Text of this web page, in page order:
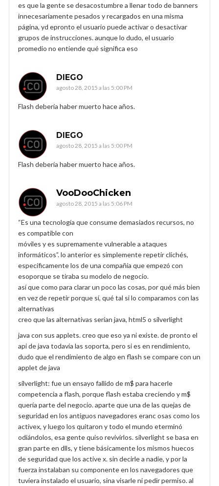
es que la gente se desacostumbre a llenar todo de banners
innecesariamente pesados y recargados en una misma
página, yd epronto el usuario puede activar o desactivar
grupos de instrucciones. aunque lo dudo, el usuario
promedio no entiende qué significa eso
DIEGO
agosto 28, 2015 a las 5:00 PM
Flash debería haber muerto hace años.
DIEGO
agosto 28, 2015 a las 5:00 PM
Flash debería haber muerto hace años.
VooDooChicken
agosto 28, 2015 a las 5:06 PM
“Es una tecnología que consume demasiados recursos, no
es compatible con
móviles y es supremamente vulnerable a ataques
informáticos”. lo anterior es simplemente repetir clichés,
específicamente los de una compañía que empezó con
esoporque se tiraba su modelo de negocio.
así que como para clarar un poco las cosas, por qué más bien
en vez de repetir porque sí, qué tal si lo comparamos con las
alternativas
creo que las alternativas serían java, html5 o silverlight
java con sus applets. creo que eso ya ni existe. de pronto el
api de java todavía las soporta, pero si es en rendimiento,
dudo que el rendimiento de algo en flash se compare con un
applet de java
silverlight: fue un ensayo fallido de m$ para hacerle
competencia a flash, porque flash estaba creciendo y m$
quería parte del negocio. aparte que una de las quejas de
seguridad en los antiguos navegadores eranc osas como los
activex, y luego los quitaron y todo el mundo eterminó
odiándolos, esa gente quiso revivirlos. silverlight se basa en
gran parte en dlls, y tiene básicamente los mismos huecos
de seguridad que los active x. sin decirle a nadie, y por la
fuerza instalaban su componente en los navegadores que
tuviera instalado el usuario, sina visarle ni pedir permiso. al